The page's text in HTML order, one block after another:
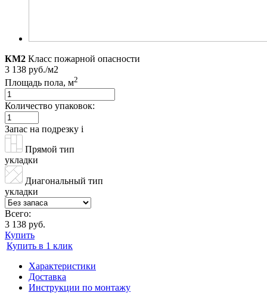
КМ2 Класс пожарной опасности
3 138 руб./м2
Площадь пола, м2
Количество упаковок:
Запас на подрезку i
Прямой тип
укладки
Диагональный тип
укладки
Всего:
3 138 руб.
Купить
Купить в 1 клик
Характеристики
Доставка
Инструкции по монтажу